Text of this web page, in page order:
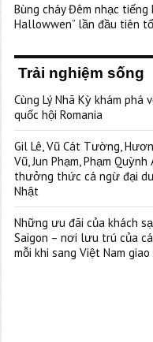
Bùng cháy Đêm nhạc tiếng
Hallowwen” lần đầu tiên
Trải nghiệm sống
Cùng Lý Nhã Kỳ khám phá
quốc hội Romania
Gil Lê, Vũ Cát Tường,
Vũ, Jun Phạm, Phạm
thưởng thức cá ngừ đại
Nhật
Những ưu đãi của khách
Saigon – nơi lưu trú của
mỗi khi sang Việt Nam